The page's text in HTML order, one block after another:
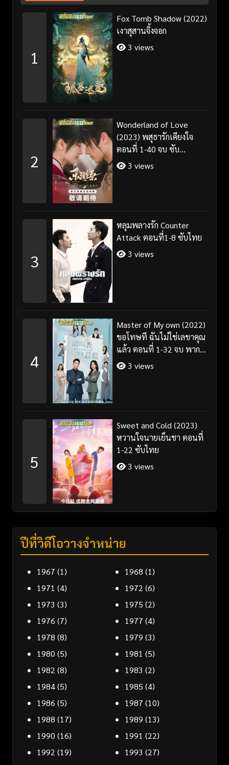
1
Fox Tomb Shadow (2022)
เงาสุสานจิ้งจอก
3 views
2
Wonderland of Love
(2023) พสุธารักเคียงใจ
ตอนที่ 1-40 จบ ซับ
ไทย+พากย์ไทย
3 views
3
หลุมพลางรัก Counter
Attack ตอนที่1-8 ซับไทย
3 views
4
Master of My own (2022)
ขอโทษที ฉันไม่ใช่เลขาคุณ
แล้ว ตอนที่ 1-32 จบ พากย์
ไทย/ซับไทย
3 views
5
Sweet and Cold (2023)
หวานใจนายเย็นชา ตอนที่
1-22 ซับไทย
3 views
ปีที่วิดีโอวางจำหน่าย
1967 (1) 1968 (1)
1971 (4) 1972 (6)
1973 (3) 1975 (2)
1976 (7) 1977 (4)
1978 (8) 1979 (3)
1980 (5) 1981 (5)
1982 (8) 1983 (2)
1984(5) 1985 (4)
1986 (5) 1987 (10)
1988 (17) 1989 (13)
1990 (16) 1991 (22)
1992 (19) 1993 (27)